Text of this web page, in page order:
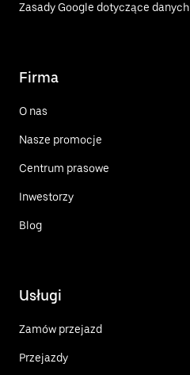
Zasady Google dotyczące danych
Firma
O nas
Nasze promocje
Centrum prasowe
Inwestorzy
Blog
Usługi
Zamów przejazd
Przejazdy